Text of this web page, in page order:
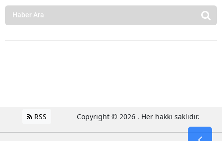
RSS Copyright © 2026 . Her hakkı saklıdır.